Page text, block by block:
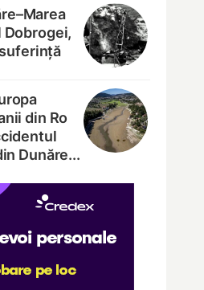
Dobrogei,
din Ro
Dunăre...